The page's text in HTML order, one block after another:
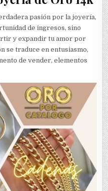
pasión por la joyería,
de ingresos, sino
y expandir tu amor por
se traduce en entusiasmo,
de vender, elementos